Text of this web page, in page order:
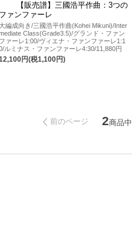
【販売譜】三國浩平作曲：3つの
ファンファーレ
編成向き/三國浩平作曲(Kohei Mikuni)/Inter
Class(Grade3.5)/グランド・ファン
ファーレ1:00/ヴィエナ・ファンファーレ1:1
ルミナス・ファンファーレ4:30/11,880円
円(税1,100円)
前のページ 2商品中